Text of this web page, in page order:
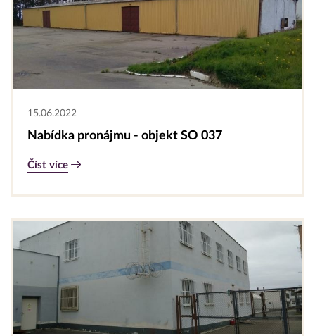
15.06.2022
Nabídka pronájmu - objekt SO 037
Číst více